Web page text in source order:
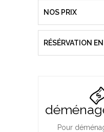
NOS PRIX
RÉSÉRVATION
Pour